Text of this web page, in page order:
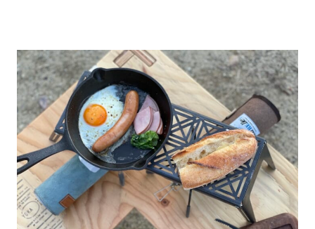
#NEW VINTAGE #マイナーグッド図鑑
#路地裏てぃーん。 #MONTHLY JOURNAL
#GH 銘品の所以 #フイナムのYouTube
#Commune H #FOCUS IT #AH.H
#ととけん #FASHION #MUSIC #MOVIE
#LIFESTYLE #SNEAKER #OUTDOOR
#SPORTS #HANDSOME HANDBOOK